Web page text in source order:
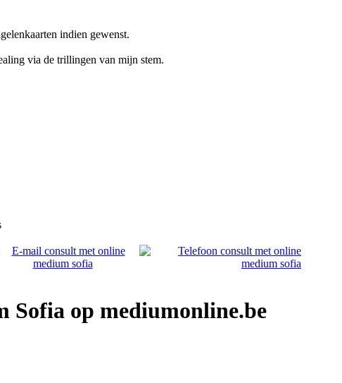
indien gewenst.
via de trillingen van mijn stem.
Sofia op mediumonline.be